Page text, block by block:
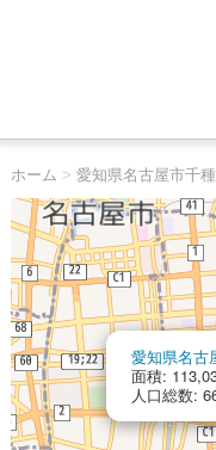
ホーム > 愛知県名古屋市千
愛知県名古
面積:
人口総数: